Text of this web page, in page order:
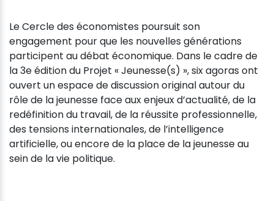
Le Cercle des économistes poursuit son
engagement pour que les nouvelles générations
participent au débat économique. Dans le cadre de
la 3e édition du Projet « Jeunesse(s) », six agoras ont
ouvert un espace de discussion original autour du
rôle de la jeunesse face aux enjeux d’actualité, de la
redéfinition du travail, de la réussite professionnelle,
des tensions internationales, de l’intelligence
artificielle, ou encore de la place de la jeunesse au
sein de la vie politique.